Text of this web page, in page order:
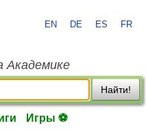
EN DE ES FR
Академике
Найти!
Игры ⚽